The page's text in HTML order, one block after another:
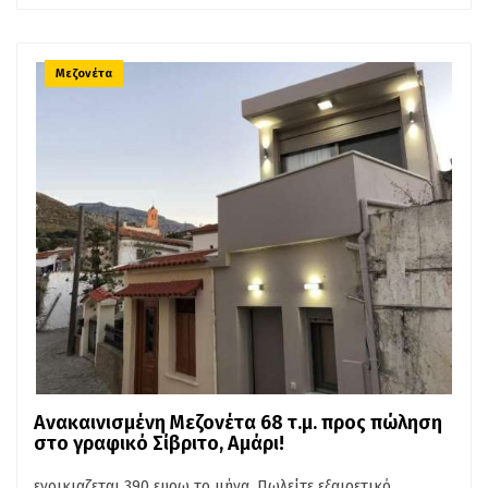
Μεζονέτα
Ανακαινισμένη Μεζονέτα 68 τ.μ. προς πώληση
στο γραφικό Σίβριτο, Αμάρι!